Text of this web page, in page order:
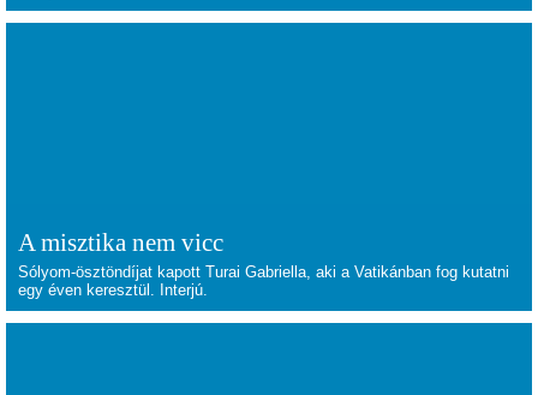
A misztika nem vicc
Sólyom-ösztöndíjat kapott Turai Gabriella, aki a Vatikánban fog kutatni
egy éven keresztül. Interjú.